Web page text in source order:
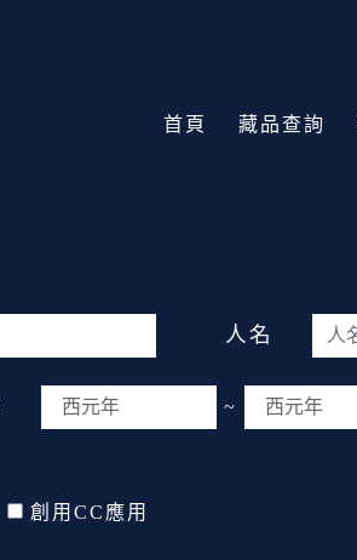
首頁 藏品查詢
人名
~
創用CC應用